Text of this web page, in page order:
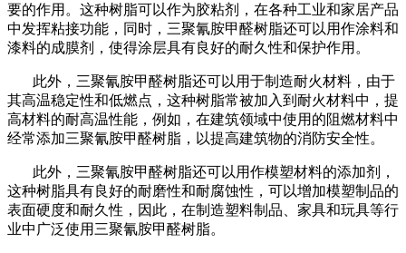
要的作用。这种树脂可以作为胶粘剂，在各种工业和家居产品
中发挥粘接功能，同时，三聚氰胺甲醛树脂还可以用作涂料和
漆料的成膜剂，使得涂层具有良好的耐久性和保护作用。
此外，三聚氰胺甲醛树脂还可以用于制造耐火材料，由于
其高温稳定性和低燃点，这种树脂常被加入到耐火材料中，提
高材料的耐高温性能，例如，在建筑领域中使用的阻燃材料中
经常添加三聚氰胺甲醛树脂，以提高建筑物的消防安全性。
此外，三聚氰胺甲醛树脂还可以用作模塑材料的添加剂，
这种树脂具有良好的耐磨性和耐腐蚀性，可以增加模塑制品的
表面硬度和耐久性，因此，在制造塑料制品、家具和玩具等行
业中广泛使用三聚氰胺甲醛树脂。